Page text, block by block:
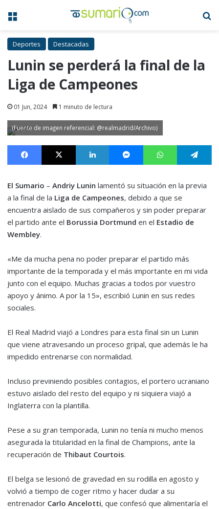
Menú
Deportes Destacadas
Lunin se perderá la final de la
Liga de Campeones
01 Jun, 2024 1 minuto de lectura
(Fuente de imagen referencial: @realmadrid/Archivo)
Facebook X LinkedIn MessengerWhatsApp
El Sumario – Andriy Lunin lamentó su situación en la previa
a la final de la Liga de Campeones, debido a que se
encuentra aislado de sus compañeros y sin poder preparar
el partido ante el Borussia Dortmund en el Estadio de
Wembley.
«Me da mucha pena no poder preparar el partido más
importante de la temporada y el más importante en mi vida
junto con el equipo. Muchas gracias a todos por vuestro
apoyo y ánimo. A por la 15», escribió Lunin en sus redes
sociales.
El Real Madrid viajó a Londres para esta final sin un Lunin
que viene atravesando un proceso gripal, que además le ha
impedido entrenarse con normalidad.
Incluso previniendo posibles contagios, el portero ucraniano
estuvo aislado del resto del equipo y ni siquiera viajó a
Inglaterra con la plantilla.
Pese a su gran temporada, Lunin no tenía ni mucho menos
asegurada la titularidad en la final de Champions, ante la
recuperación de Thibaut Courtois.
El belga se lesionó de gravedad en su rodilla en agosto y
volvió a tiempo de coger ritmo y hacer dudar a su
entrenador Carlo Ancelotti, que confesó que alimentaría el